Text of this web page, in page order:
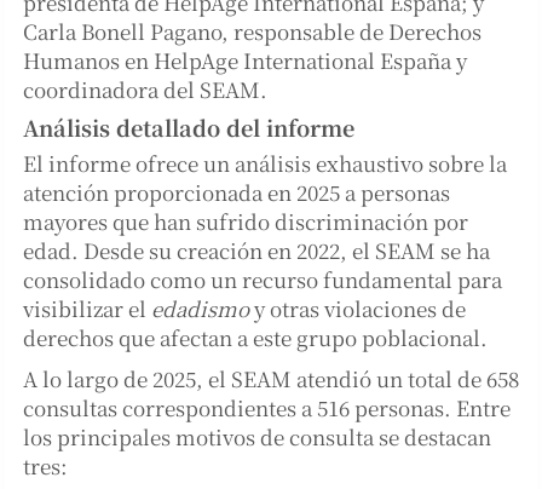
Carla Bonell Pagano, responsable de Derechos
Humanos en HelpAge International España y
coordinadora del SEAM.
Análisis detallado del informe
El informe ofrece un análisis exhaustivo sobre la
atención proporcionada en 2025 a personas
mayores que han sufrido discriminación por
edad. Desde su creación en 2022, el SEAM se ha
consolidado como un recurso fundamental para
visibilizar el edadismoy otras violaciones de
derechos que afectan a este grupo poblacional.
A lo largo de 2025, el SEAM atendió un total de 658
consultas correspondientes a 516 personas. Entre
los principales motivos de consulta se destacan
tres: